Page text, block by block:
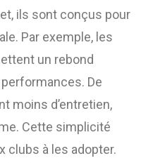
ils sont conçus pour
Par exemple, les
un rebond
De
moins d’entretien,
Cette simplicité
clubs à les adopter.